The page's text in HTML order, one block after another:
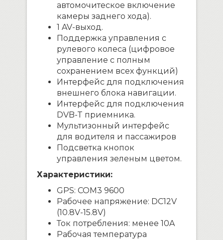
автомочитеское включение
камеры заднего хода).
1 AV-выход.
Поддержка управления с
рулевого колеса (цифровое
управление с полным
сохранением всех функций)
Интерфейс для подключения
внешнего блока навигации.
Интерфейс для подключения
DVB-T приемника.
Мультизонный интерфейс
для водителя и пассажиров
Подсветка кнопок
управления зеленым цветом.
Характеристики:
GPS: COM3 9600
Рабочее напряжение: DC12V
(10.8V-15.8V)
Ток потребления: менее 10A
Рабочая температура